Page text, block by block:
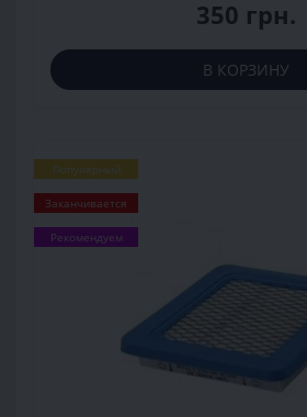
350 грн.
В КОРЗИНУ
Популярный
Заканчивается
Рекомендуем